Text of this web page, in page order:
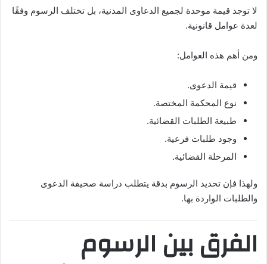
لا توجد قيمة موحدة لجميع الدعاوى المدنية، بل تختلف الرسوم وفقًا
لعدة عوامل قانونية.
ومن أهم هذه العوامل:
قيمة الدعوى.
نوع المحكمة المختصة.
طبيعة الطلبات القضائية.
وجود طلبات فرعية.
المرحلة القضائية.
ولهذا فإن تحديد الرسوم بدقة يتطلب دراسة صحيفة الدعوى
والطلبات الواردة بها.
الفرق بين الرسوم